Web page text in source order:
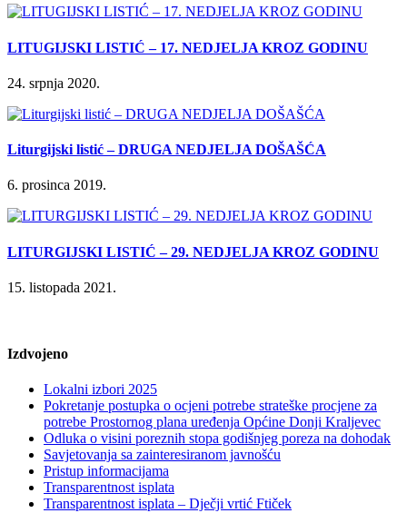
LITUGIJSKI LISTIĆ – 17. NEDJELJA KROZ GODINU
24. srpnja 2020.
Liturgijski listić – DRUGA NEDJELJA DOŠAŠĆA
6. prosinca 2019.
LITURGIJSKI LISTIĆ – 29. NEDJELJA KROZ GODINU
15. listopada 2021.
Izdvojeno
Lokalni izbori 2025
Pokretanje postupka o ocjeni potrebe strateške procjene za
potrebe Prostornog plana uređenja Općine Donji Kraljevec
Odluka o visini poreznih stopa godišnjeg poreza na dohodak
Savjetovanja sa zainteresiranom javnošću
Pristup informacijama
Transparentnost isplata
Transparentnost isplata – Dječji vrtić Ftiček